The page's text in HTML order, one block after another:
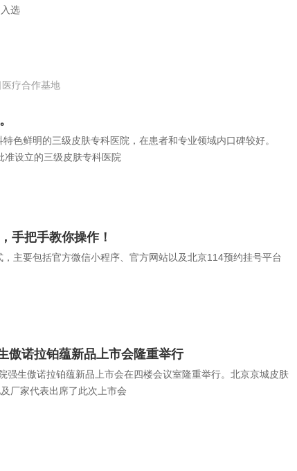
选
医疗合作基地
特色鲜明的三级皮肤专科医院，在患者和专业领域内口碑较好。
设立的三级皮肤专科医院
手把手教你操作！
主要包括官方微信小程序、官方网站以及北京114预约挂号平台
傲诺拉铂蕴新品上市会隆重举行
强生傲诺拉铂蕴新品上市会在四楼会议室隆重举行。北京京城皮肤
厂家代表出席了此次上市会